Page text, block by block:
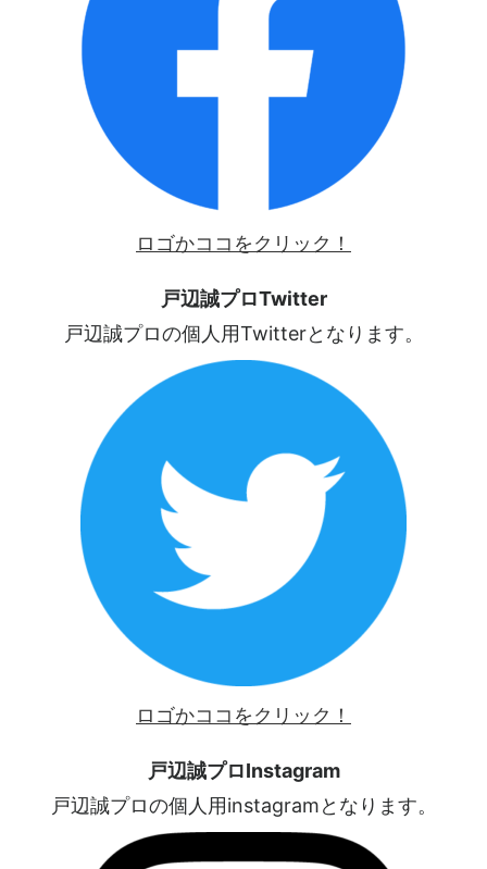
ロゴかココをクリック！
戸辺誠プロTwitter
戸辺誠プロの個人用Twitterとなります。
ロゴかココをクリック！
戸辺誠プロInstagram
戸辺誠プロの個人用instagramとなります。